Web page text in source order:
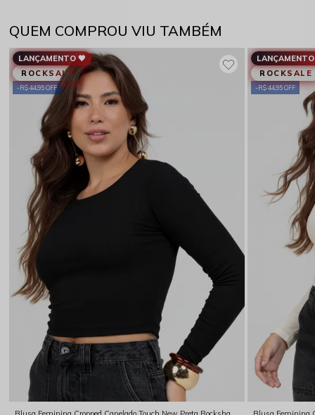
QUEM COMPROU VIU TAMBÉM
R$ 44,95 OFF
ROCKSALE
LANÇAMENTO 🖤
R$ 44,95 OFF
ROCKSALE